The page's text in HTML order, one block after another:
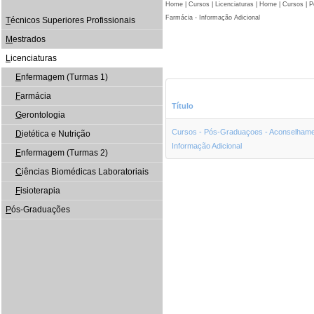
Técnicos Superiores Profissionais
Mestrados
Licenciaturas
Enfermagem (Turmas 1)
Farmácia
Gerontologia
Dietética e Nutrição
Enfermagem (Turmas 2)
Ciências Biomédicas Laboratoriais
Fisioterapia
Pós-Graduações
Home Cursos Licenciaturas Home Cursos
Farmácia - Informação Adicional
Título
Cursos - Pós-Graduaçoes -
Informação Adicional